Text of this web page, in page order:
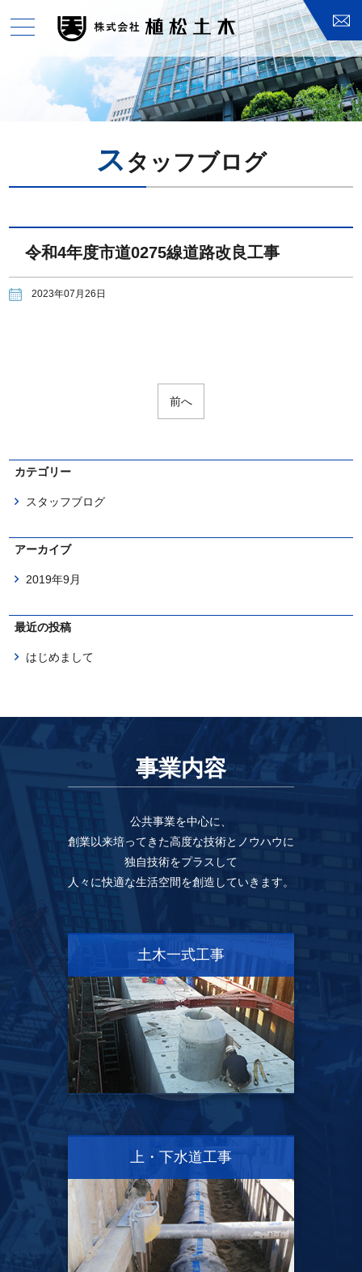
toggle
navigation
スタッフブログ
令和4年度市道0275線道路改良工事
2023年07月26日
前へ
カテゴリー
スタッフブログ
アーカイブ
2019年9月
最近の投稿
はじめまして
事業内容
公共事業を中心に、
創業以来培ってきた高度な技術とノウハウに
独自技術をプラスして
人々に快適な生活空間を創造していきます。
土木一式工事
上・下水道工事